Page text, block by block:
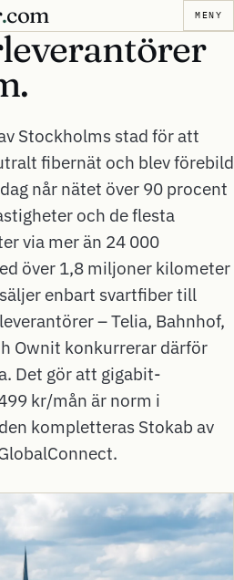
.com MENY
Stockholms stad för att
fibernät och blev förebild
når nätet över 90 procent
och de flesta
via mer än 24 000
över 1,8 miljoner kilometer
enbart svartfiber till
– Telia, Bahnhof,
Ownit konkurrerar därför
Det gör att gigabit-
kr/mån är norm i
kompletteras Stokab av